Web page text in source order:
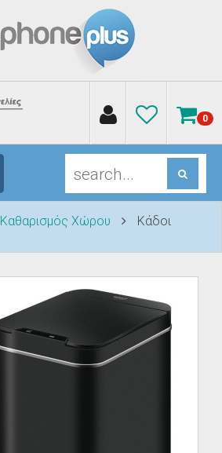
0
Καθαρισμός Χώρου
Κάδοι